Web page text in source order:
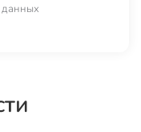
данных